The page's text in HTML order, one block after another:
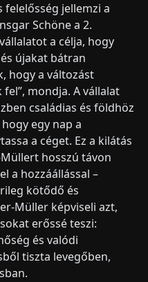
jellemzi a
Schöne a 2.
a célja, hogy
újakat bátran
hogy a változást
mondja. A vállalat
családias és földhöz
egy nap a
a céget. Ez a kilátás
hosszú távon
a hozzáállással –
kötődő és
Müller képviseli azt,
erőssé teszi:
és valódi
tiszta levegőben,